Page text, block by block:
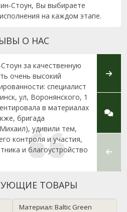
Стоун, Вы выбираете
на каждом этапе.
О НАС
за качественную
очень высокий
специалист
ул, Воронянского, 1
в материалах
бригада
удивили тем,
контроля и участия,
и благоустройство
с
ТОВАРЫ
Материал: Baltic Green